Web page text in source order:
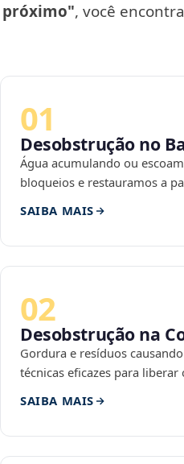
próximo", você
01
Desobstrução no
Água acumulando ou
bloqueios e restauramos a
SAIBA MAIS
02
Desobstrução na
Gordura e resíduos
técnicas eficazes para liberar
SAIBA MAIS